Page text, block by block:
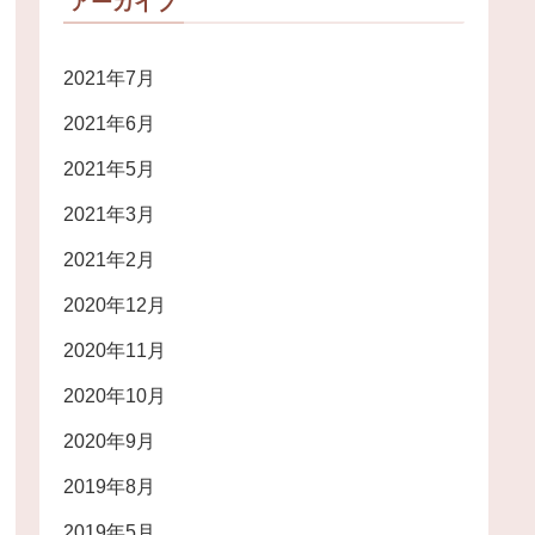
2021年7月
2021年6月
2021年5月
2021年3月
2021年2月
2020年12月
2020年11月
2020年10月
2020年9月
2019年8月